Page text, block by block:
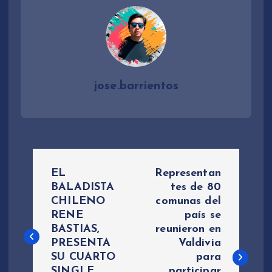
jose.barrientos
e
EL
BALADISTA
CHILENO
RENE
BASTIAS,
PRESENTA
SU CUARTO
Representan
tes de 80
comunas del
país se
reunieron en
Valdivia
para